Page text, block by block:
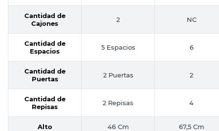
Cantidad de
Cajones
2 NC
Cantidad de
Espacios
5 Espacios 6
Cantidad de
Puertas
2 Puertas 2
Cantidad de
Repisas
2 Repisas 4
Alto 46 Cm 67,5 Cm